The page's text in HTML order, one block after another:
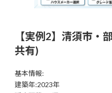
【実例2】清須市・
共有)
基本情報:
建築年:2023年